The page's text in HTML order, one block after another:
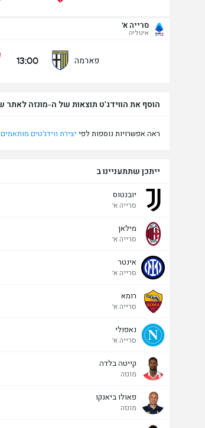
סרייה א'
איטליה
פארמה 13:00
הוסף את הווידג'ט תוצאות של ה-מונזה לאתר
ראה אפשרויות נוספות לפי יצירת ווידג'טים מותאמים
ייתכן שתתעניינו ב
יובנטוס
סרייה א'
מילאן
סרייה א'
אינטר
סרייה א'
רומא
סרייה א'
נאפולי
סרייה א'
קייטה בלדה
מונזה
פאולו ביאנקו
מונזה
מעל/מתחת שערים - 90 דק' (2.5)